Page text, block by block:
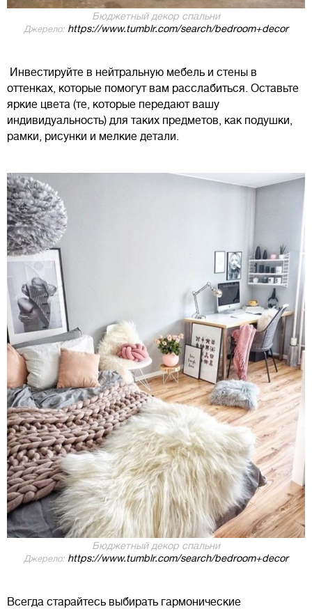
Бюджетный декор спальни
Джерело: https://www.tumblr.com/search/bedroom+decor
Инвестируйте в нейтральную мебель и стены в
оттенках, которые помогут вам расслабиться. Оставьте
яркие цвета (те, которые передают вашу
индивидуальность) для таких предметов, как подушки,
рамки, рисунки и мелкие детали.
Бюджетный декор спальни
Джерело: https://www.tumblr.com/search/bedroom+decor
Всегда старайтесь выбирать гармонические